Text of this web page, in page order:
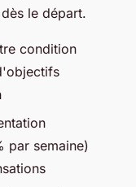
le départ.
condition
par semaine)